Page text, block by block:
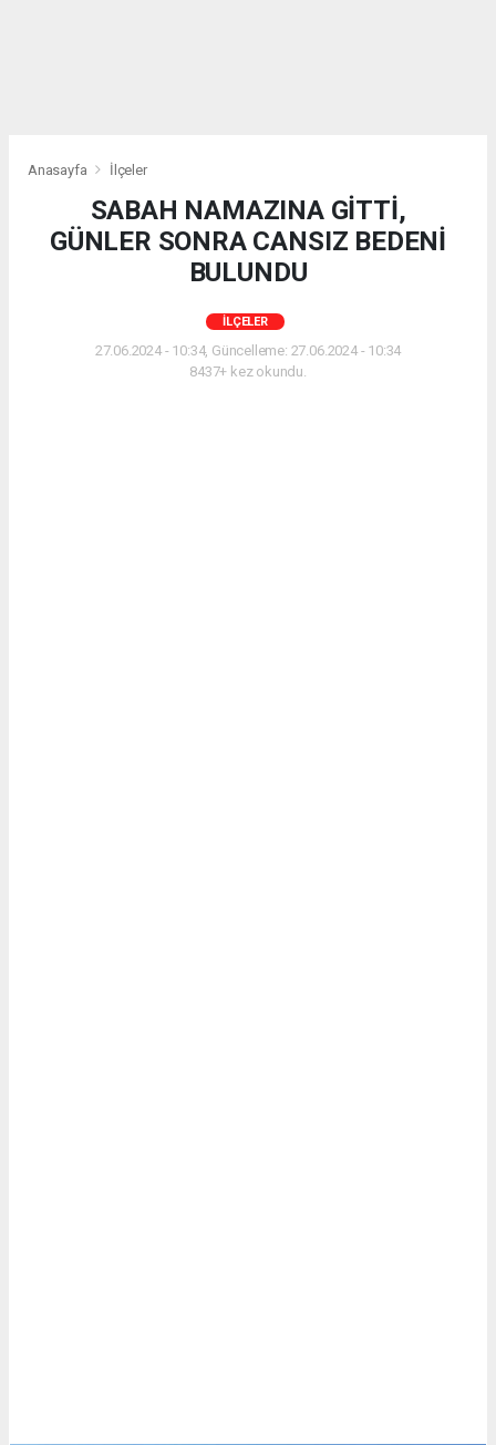
Anasayfa İlçeler
SABAH NAMAZINA GİTTİ,
GÜNLER SONRA CANSIZ BEDENİ
BULUNDU
İLÇELER
27.06.2024 - 10:34, Güncelleme: 27.06.2024 - 10:34
8437+ kez okundu.